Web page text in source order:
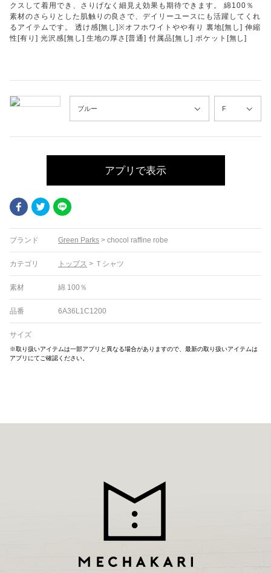
クスして着用でき、さりげなく細見え効果も期待できます。 綿100％
素材のさらりとした肌触りの良さで、デイリーユースにも活躍してくれ
るアイテムです。 透け感[無し]※オフホワイトやや有り 裏地[無し] 伸縮
性[有り] 光沢感[無し] 生地の厚さ[普通] 付属品[無し] ポケット[無し]
アプリで表示
FacebookTwitter
ブランド Green Parks > chocol raffine robe
カテゴリ トップス > Ｔシャツ
素材 綿 100％
品番 6A36L1C1200
サイズ
※取り扱いアイテムは一部アプリと異なる場合がありますので、最新の取り扱いアイテムは
アプリにてご確認ください。